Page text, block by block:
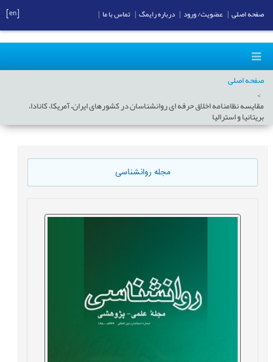
صفحه اصلی
مقایسه نظامنامه ‏اخلاق حرفه ‏ای روانشناسان در کشورهای ایران، آمریکا، کانادا،
بریتانیا و استرالیا
مجله روانشناسی
صفحه اصلی عضویت/ ورود درباره رایمگ تماس با ما